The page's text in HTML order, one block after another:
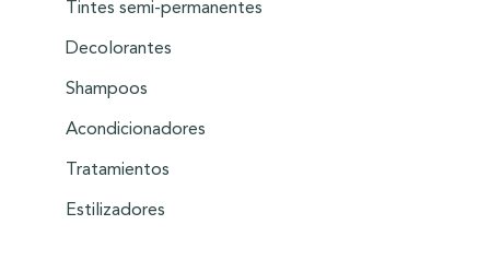
Tintes semi-permanentes
Decolorantes
Shampoos
Acondicionadores
Tratamientos
Estilizadores